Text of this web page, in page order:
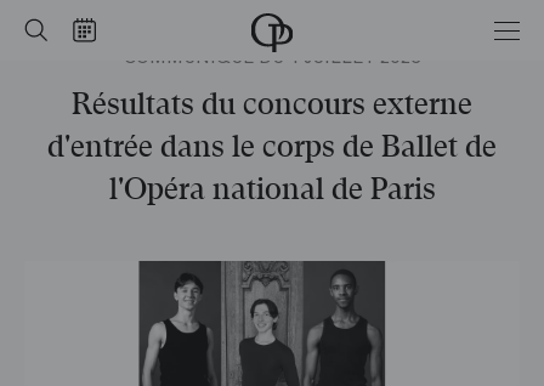
Rechercher
Calendrier Accueil
-
national
de
Paris
COMMUNIQUÉ DU 4 JUILLET 2026
Résultats du concours externe
d'entrée dans le corps de Ballet de
l'Opéra national de Paris